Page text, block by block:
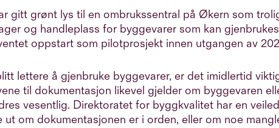
gitt grønt lys til en ombrukssentral på Økern som
og handleplass for byggevarer som kan
oppstart som pilotprosjekt innen utgangen av
lettere å gjenbruke byggevarer, er det imidlertid
til dokumentasjon likevel gjelder om byggevaren
vesentlig. Direktoratet for byggkvalitet har en
ut om dokumentasjonen er i orden, eller om noe